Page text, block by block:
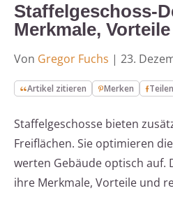
Staffelgeschoss-
Merkmale,
Von Gregor Fuchs | 23.
Artikel zitieren Merken Teilen
Staffelgeschosse bieten
Freiflächen. Sie optimieren
werten Gebäude optisch auf.
ihre Merkmale, Vorteile und